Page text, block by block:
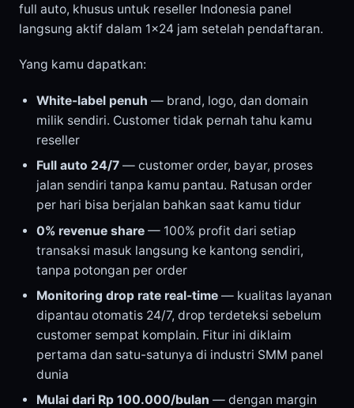
full auto, khusus untuk reseller Indonesia panel
langsung aktif dalam 1×24 jam setelah pendaftaran.
Yang kamu dapatkan:
White-label penuh — brand, logo, dan domain
milik sendiri. Customer tidak pernah tahu kamu
reseller
Full auto 24/7— customer order, bayar, proses
jalan sendiri tanpa kamu pantau. Ratusan order
per hari bisa berjalan bahkan saat kamu tidur
0% revenue share — 100% profit dari setiap
transaksi masuk langsung ke kantong sendiri,
tanpa potongan per order
Monitoring drop rate real-time — kualitas layanan
dipantau otomatis 24/7, drop terdeteksi sebelum
customer sempat komplain. Fitur ini diklaim
pertama dan satu-satunya di industri SMM panel
dunia
Mulai dari Rp 100.000/bulan — dengan margin